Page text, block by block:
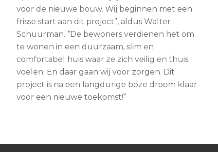
voor de nieuwe bouw. Wij beginnen met een
frisse start aan dit project”, aldus Walter
Schuurman. “De bewoners verdienen het om
te wonen in een duurzaam, slim en
comfortabel huis waar ze zich veilig en thuis
voelen. En daar gaan wij voor zorgen. Dit
project is na een langdurige boze droom klaar
voor een nieuwe toekomst!”